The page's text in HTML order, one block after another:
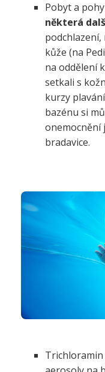
Pobyt a
některá
kůže (na
na oddělení
setkali s
kurzy
bazénu si
onemocnění
bradavice.